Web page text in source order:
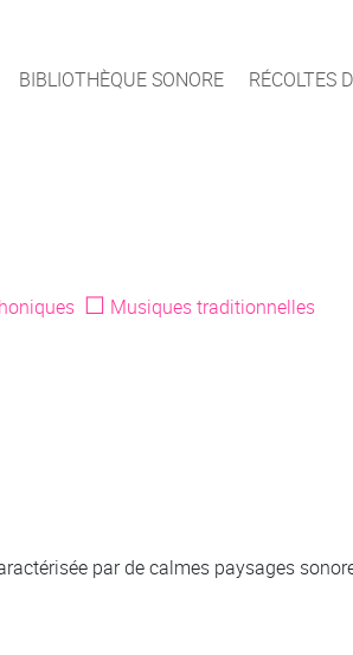
BIBLIOTHÈQUE SONORE RÉCOLTES
☐ Musiques traditionnelles
par de calmes paysages